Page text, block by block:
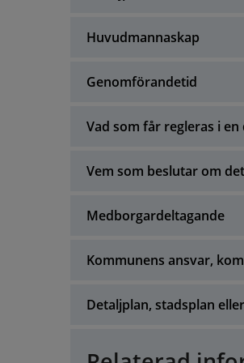
Huvudmannaskap
Genomförandetid
Vad som får regleras i en
Vem som beslutar om
Medborgardeltagande
Kommunens ansvar,
Detaljplan, stadsplan